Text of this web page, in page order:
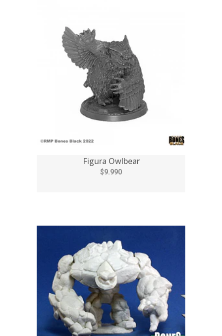
Figura Owlbear
$9.990